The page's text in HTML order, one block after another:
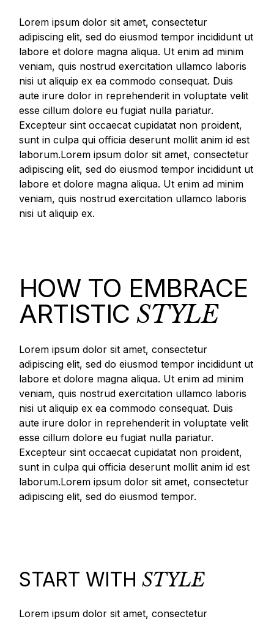
Lorem ipsum dolor sit amet, consectetur
adipiscing elit, sed do eiusmod tempor incididunt ut
labore et dolore magna aliqua. Ut enim ad minim
veniam, quis nostrud exercitation ullamco laboris
nisi ut aliquip ex ea commodo consequat. Duis
aute irure dolor in reprehenderit in voluptate velit
esse cillum dolore eu fugiat nulla pariatur.
Excepteur sint occaecat cupidatat non proident,
sunt in culpa qui officia deserunt mollit anim id est
laborum.Lorem ipsum dolor sit amet, consectetur
adipiscing elit, sed do eiusmod tempor incididunt ut
labore et dolore magna aliqua. Ut enim ad minim
veniam, quis nostrud exercitation ullamco laboris
nisi ut aliquip ex.
HOW TO EMBRACE
ARTISTIC STYLE
Lorem ipsum dolor sit amet, consectetur
adipiscing elit, sed do eiusmod tempor incididunt ut
labore et dolore magna aliqua. Ut enim ad minim
veniam, quis nostrud exercitation ullamco laboris
nisi ut aliquip ex ea commodo consequat. Duis
aute irure dolor in reprehenderit in voluptate velit
esse cillum dolore eu fugiat nulla pariatur.
Excepteur sint occaecat cupidatat non proident,
sunt in culpa qui officia deserunt mollit anim id est
laborum.Lorem ipsum dolor sit amet, consectetur
adipiscing elit, sed do eiusmod tempor.
START WITH STYLE
Lorem ipsum dolor sit amet, consectetur